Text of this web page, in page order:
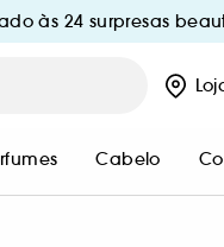
às 24 surpresas
Cabelo